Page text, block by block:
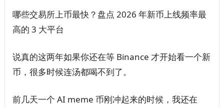
哪些交易所上币最快？盘点 2026 年新币上线频率最
高的 3 大平台
说真的这两年如果你还在等 Binance 才开始看一个新
币，很多时候连汤都喝不到了。
前几天一个 AI meme 币刚冲起来的时候，我还在